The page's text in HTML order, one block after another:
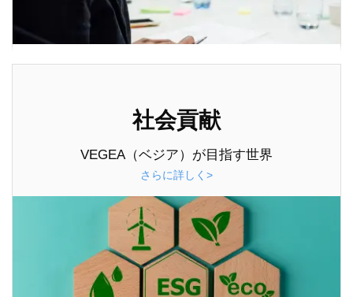
社会貢献
VEGEA（ベジア）が目指す世界
さらに詳しく>